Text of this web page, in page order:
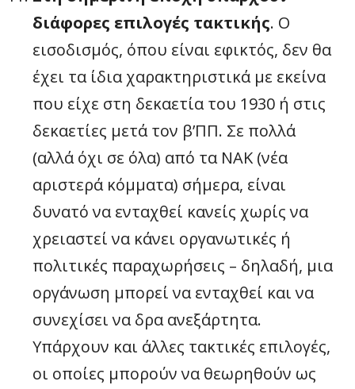
διάφορες επιλογές τακτικής. Ο
εισοδισμός, όπου είναι εφικτός, δεν θα
έχει τα ίδια χαρακτηριστικά με εκείνα
που είχε στη δεκαετία του 1930 ή στις
δεκαετίες μετά τον β’ΠΠ. Σε πολλά
(αλλά όχι σε όλα) από τα ΝΑΚ (νέα
αριστερά κόμματα) σήμερα, είναι
δυνατό να ενταχθεί κανείς χωρίς να
χρειαστεί να κάνει οργανωτικές ή
πολιτικές παραχωρήσεις – δηλαδή, μια
οργάνωση μπορεί να ενταχθεί και να
συνεχίσει να δρα ανεξάρτητα.
Υπάρχουν και άλλες τακτικές επιλογές,
οι οποίες μπορούν να θεωρηθούν ως